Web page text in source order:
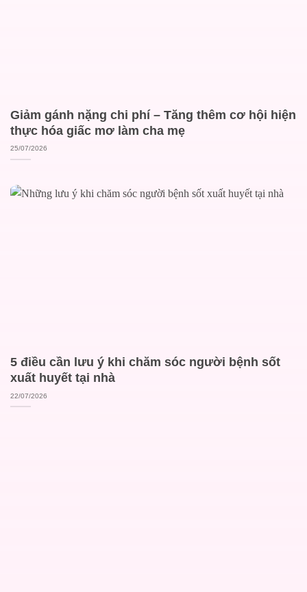
Giảm gánh nặng chi phí – Tăng thêm cơ hội hiện
thực hóa giấc mơ làm cha mẹ
25/07/2026
5 điều cần lưu ý khi chăm sóc người bệnh sốt
xuất huyết tại nhà
22/07/2026